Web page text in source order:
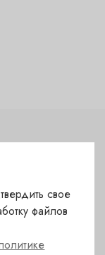
свое
файлов